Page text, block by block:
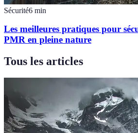
Sécurité6 min
Les meilleures pratiques pour
PMR en pleine nature
Tous les articles